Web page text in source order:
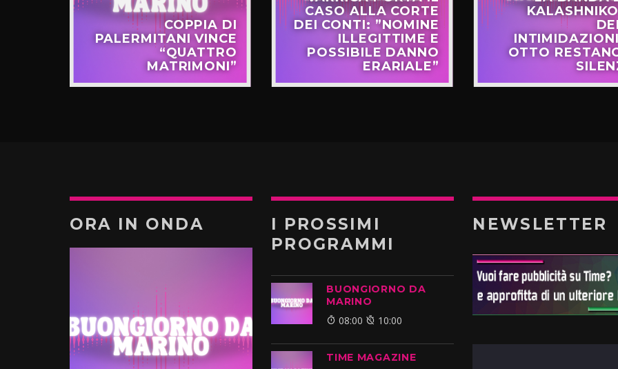
COPPIA DI
PALERMITANI VINCE
“QUATTRO
MATRIMONI”
CASO ALLA CORTE
DEI CONTI: ”NOMINE
ILLEGITTIME E
POSSIBILE DANNO
ERARIALE”
OTTO
ORA IN ONDA
I PROSSIMI
PROGRAMMI
BUONGIORNO DA
MARINO
08:00 10:00
TIME MAGAZINE
NEWSLETTER